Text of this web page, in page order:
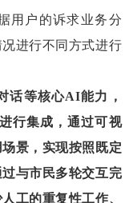
用户的诉求业务分
进行不同方式进行
话等核心AI能力，
行集成，通过可视
景，实现按照既定
与市民多轮交互完
工的重复性工作、